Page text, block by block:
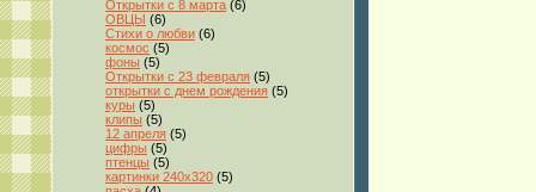
Открытки с 8 марта (6)
ОВЦЫ (6)
Стихи о любви (6)
космос (5)
фоны (5)
Открытки с 23 февраля (5)
открытки с днем рождения (5)
куры (5)
клипы (5)
12 апреля (5)
цифры (5)
птенцы (5)
картинки 240x320 (5)